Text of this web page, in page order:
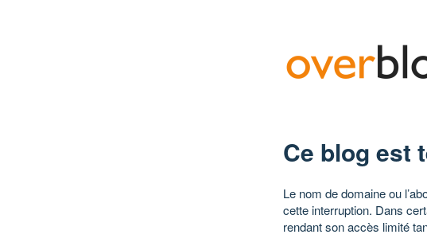
Ce blog est
Le nom de domaine ou
cette interruption. Dans
rendant son accès limité